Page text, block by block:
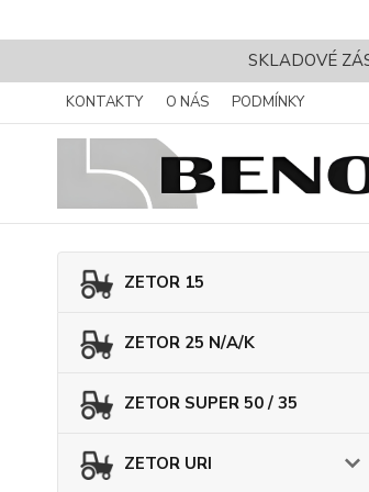
SKLADOVÉ
KONTAKTY O NÁS PODMÍNKY
ZETOR 15
ZETOR 25 N/A/K
ZETOR SUPER 50 / 35
ZETOR URI